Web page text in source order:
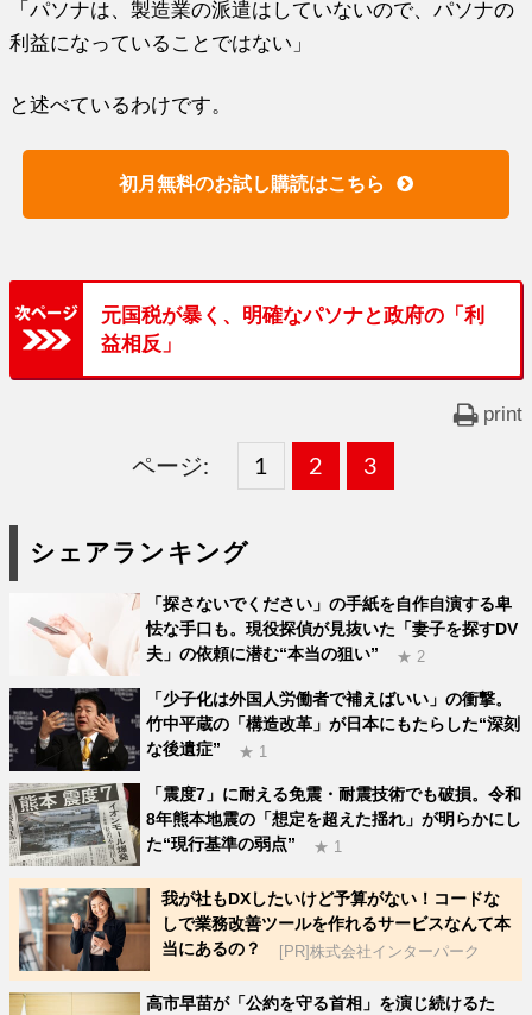
「パソナは、製造業の派遣はしていないので、パソナの
利益になっていることではない」
と述べているわけです。
初月無料のお試し購読はこちら
元国税が暴く、明確なパソナと政府の「利
益相反」
print
ページ:
固
ー
ジ
1 ,
固
ー
ジ
2 ,
固
ー
ジ
3
シェアランキング
「探さないでください」の手紙を自作自演する卑
怯な手口も。現役探偵が見抜いた「妻子を探すDV
夫」の依頼に潜む“本当の狙い”
★ 2
「少子化は外国人労働者で補えばいい」の衝撃。
竹中平蔵の「構造改革」が日本にもたらした“深刻
な後遺症”
★ 1
「震度7」に耐える免震・耐震技術でも破損。令和
8年熊本地震の「想定を超えた揺れ」が明らかにし
た“現行基準の弱点”
★ 1
我が社もDXしたいけど予算がない！コードな
しで業務改善ツールを作れるサービスなんて本
当にあるの？
[PR]株式会社インターパーク
高市早苗が「公約を守る首相」を演じ続けるた